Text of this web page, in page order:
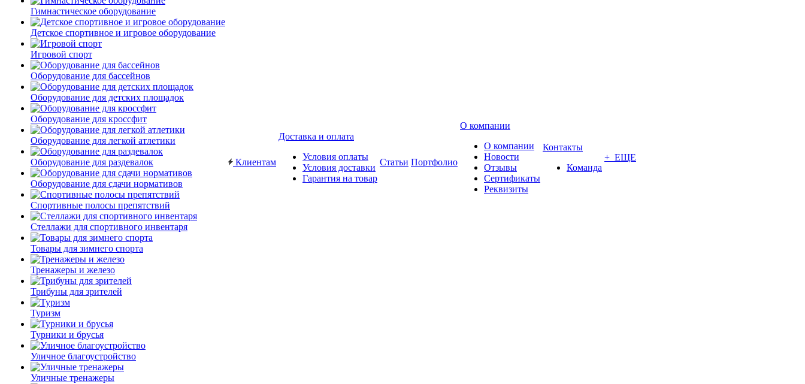
Гимнастическое оборудование
Детское спортивное и игровое оборудование
Игровой спорт
Оборудование для бассейнов
Оборудование для детских площадок
Оборудование для кроссфит
Оборудование для легкой атлетики
Оборудование для раздевалок
Оборудование для сдачи нормативов
Спортивные полосы препятствий
Стеллажи для спортивного инвентаря
Товары для зимнего спорта
Тренажеры и железо
Трибуны для зрителей
Туризм
Турники и брусья
Уличное благоустройство
Уличные тренажеры
Клиентам
Доставка и оплата
Условия оплаты
Условия доставки
Гарантия на товар
Статьи Портфолио
О компании
О компании
Новости
Отзывы
Сертификаты
Реквизиты
Контакты
Команда
+ ЕЩЕ